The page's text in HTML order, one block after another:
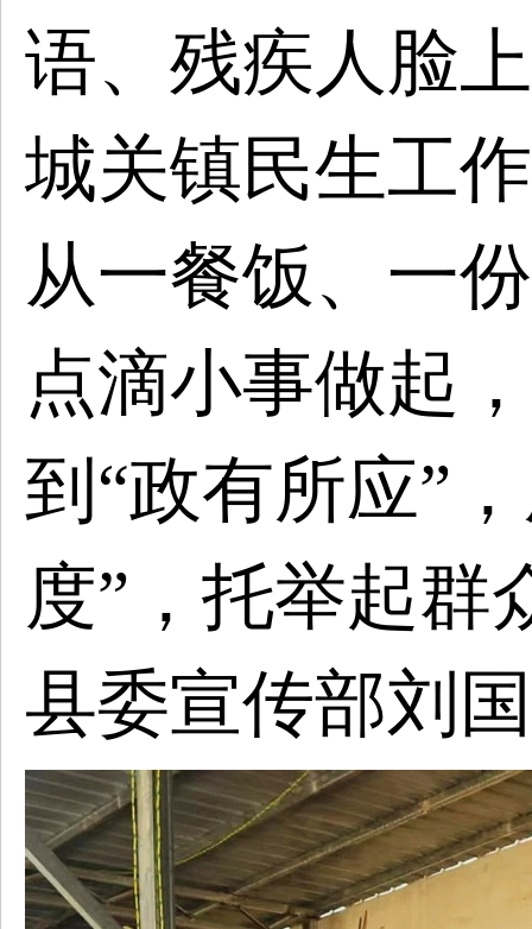
语、残疾人脸
城关镇民生工
从一餐饭、一
点滴小事做起
到“政有所应”
度”，托举起群
县委宣传部刘